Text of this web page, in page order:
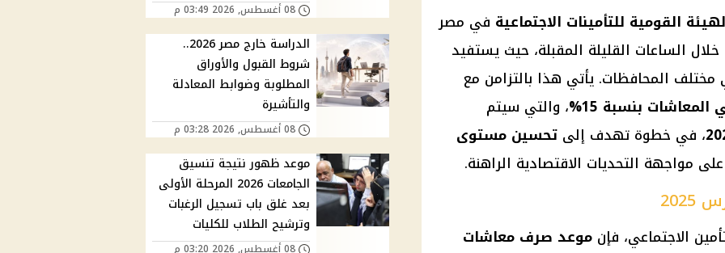
القومية للتأمينات الاجتماعية في مصر
خلال الساعات القليلة المقبلة، حيث يستفيد
المحافظات. يأتي هذا بالتزامن مع
المعاشات بنسبة 15%
، والتي سيتم
، في خطوة تهدف إلى تحسين مستوى
مواجهة التحديات الاقتصادية الراهنة.
الاجتماعي، فإن موعد صرف معاشات
08 أغسطس, 2026 03:49 م
الدراسة خارج مصر 2026..
شروط القبول والأوراق
المطلوبة وضوابط المعادلة
والتأشيرة
08 أغسطس, 2026 03:28 م
موعد ظهور نتيجة تنسيق
الجامعات 2026 المرحلة الأولى
بعد غلق باب تسجيل الرغبات
وترشيح الطلاب للكليات
08 أغسطس, 2026 03:20 م